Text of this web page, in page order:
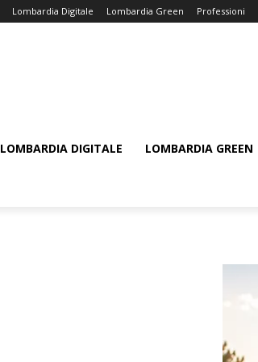
Lombardia Digitale Lombardia Green Professioni
LOMBARDIA DIGITALE LOMBARDIA GREEN